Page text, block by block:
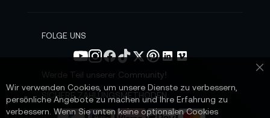
s
e
FOLGE UNS
Werde Teil unserer Community!
SICHERE ZAHLUNGSMETHODEN
Wir verwenden Cookies, um unsere Dienste zu verbessern,
persönliche Angebote zu machen und Ihre Erfahrung zu
verbessern. Wenn Sie unten keine optionalen Cookies